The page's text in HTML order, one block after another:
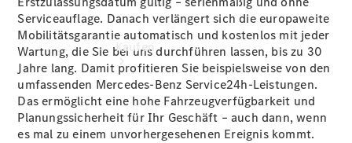
Kaufen
Serviceauflage. Danach verlängert sich die europaweite
Mobilitätsgarantie automatisch und kostenlos mit jeder
Wartung, die Sie bei uns durchführen lassen, bis zu 30
Jahre lang. Damit profitieren Sie beispielsweise von den
umfassenden Mercedes-Benz Service24h-Leistungen.
Das ermöglicht eine hohe Fahrzeugverfügbarkeit und
Planungssicherheit für Ihr Geschäft – auch dann, wenn
es mal zu einem unvorhergesehenen Ereignis kommt.